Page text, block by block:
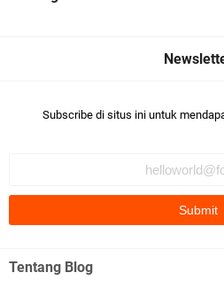
Subscribe di situs ini untuk
Tentang Blog